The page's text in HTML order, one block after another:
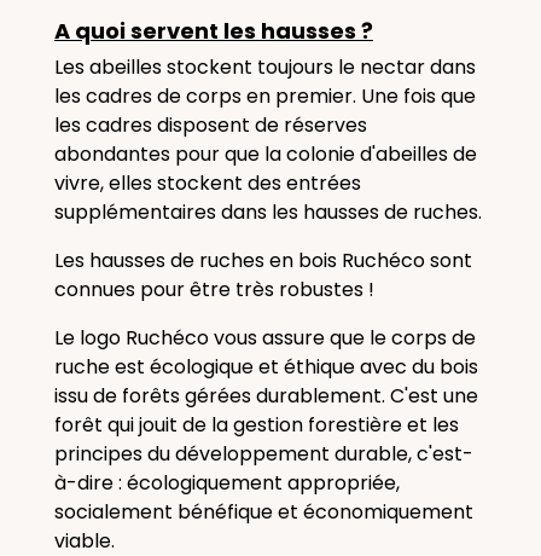
A quoi servent les hausses ?
Les abeilles stockent toujours le nectar dans
les cadres de corps en premier. Une fois que
les cadres disposent de réserves
abondantes pour que la colonie d'abeilles de
vivre, elles stockent des entrées
supplémentaires dans les hausses de ruches.
Les hausses de ruches en bois Ruchéco sont
connues pour être très robustes !
Le logo Ruchéco vous assure que le corps de
ruche est écologique et éthique avec du bois
issu de forêts gérées durablement. C'est une
forêt qui jouit de la gestion forestière et les
principes du développement durable, c'est-
à-dire : écologiquement appropriée,
socialement bénéfique et économiquement
viable.